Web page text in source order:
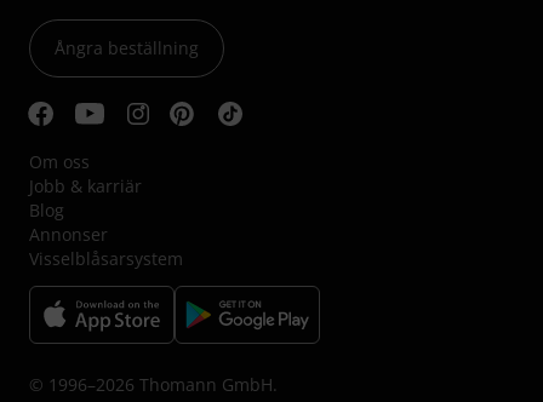
Ångra beställning
Om oss
Jobb & karriär
Blog
Annonser
Visselblåsarsystem
© 1996–2026 Thomann GmbH.